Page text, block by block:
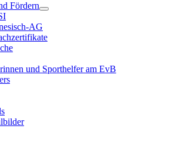
Fördern
AG
und Sporthelfer am EvB